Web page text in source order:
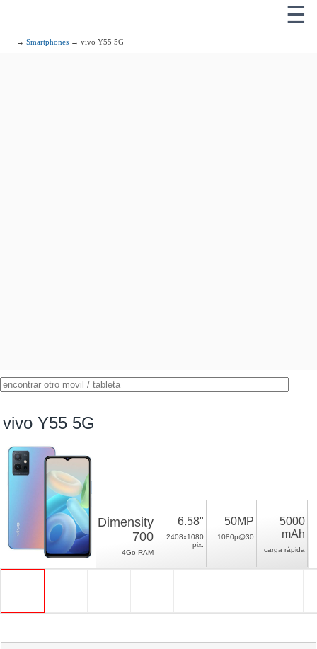
☰
→Smartphones → vivo Y55 5G
vivo Y55 5G
Dimensity
700
4Go RAM
6.58"
2408x1080
pix.
50MP
1080p@30
5000
mAh
carga rápida